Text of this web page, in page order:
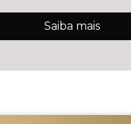
Saiba mais